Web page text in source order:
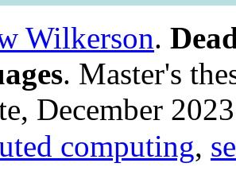
Wilkerson.
. Master's
December
computing,